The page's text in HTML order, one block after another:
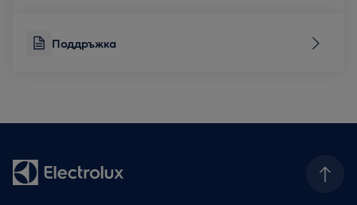
Поддръжка